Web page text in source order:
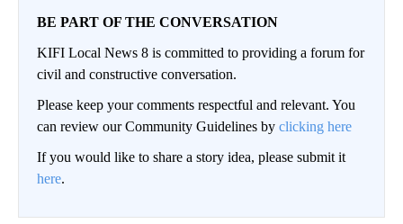
BE PART OF THE CONVERSATION
KIFI Local News 8 is committed to providing a forum for
civil and constructive conversation.
Please keep your comments respectful and relevant. You
can review our Community Guidelines by clicking here
If you would like to share a story idea, please submit it
here.